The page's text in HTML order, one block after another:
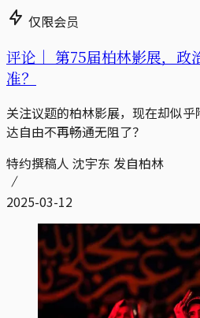
仅限会员
评论｜ 第75届柏林影展，政
准？
关注议题的柏林影展，现在却似
达自由不再畅通无阻了？
特约撰稿人 沈宇东 发自柏林
2025-03-12